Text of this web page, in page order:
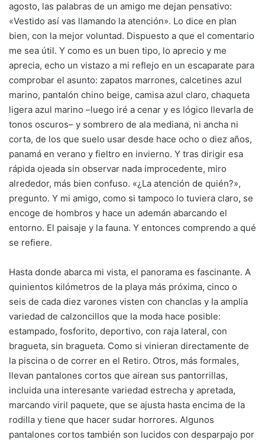
agosto, las palabras de un amigo me dejan pensativo:
«Vestido así vas llamando la atención». Lo dice en plan
bien, con la mejor voluntad. Dispuesto a que el comentario
me sea útil. Y como es un buen tipo, lo aprecio y me
aprecia, echo un vistazo a mi reflejo en un escaparate para
comprobar el asunto: zapatos marrones, calcetines azul
marino, pantalón chino beige, camisa azul claro, chaqueta
ligera azul marino –luego iré a cenar y es lógico llevarla de
tonos oscuros– y sombrero de ala mediana, ni ancha ni
corta, de los que suelo usar desde hace ocho o diez años,
panamá en verano y fieltro en invierno. Y tras dirigir esa
rápida ojeada sin observar nada improcedente, miro
alrededor, más bien confuso. «¿La atención de quién?»,
pregunto. Y mi amigo, como si tampoco lo tuviera claro, se
encoge de hombros y hace un ademán abarcando el
entorno. El paisaje y la fauna. Y entonces comprendo a qué
se refiere.
Hasta donde abarca mi vista, el panorama es fascinante. A
quinientos kilómetros de la playa más próxima, cinco o
seis de cada diez varones visten con chanclas y la amplia
variedad de calzoncillos que la moda hace posible:
estampado, fosforito, deportivo, con raja lateral, con
bragueta, sin bragueta. Como si vinieran directamente de
la piscina o de correr en el Retiro. Otros, más formales,
llevan pantalones cortos que airean sus pantorrillas,
incluida una interesante variedad estrecha y apretada,
marcando viril paquete, que se ajusta hasta encima de la
rodilla y tiene que hacer sudar horrores. Algunos
pantalones cortos también son lucidos con desparpajo por